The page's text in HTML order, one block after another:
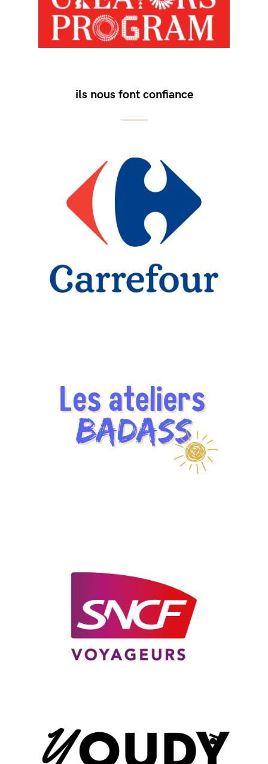
ils nous font confiance